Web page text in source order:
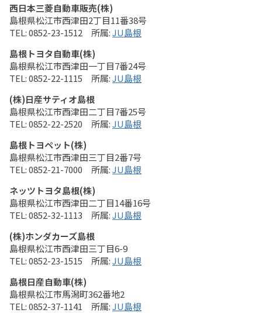
西日本三菱自動車販売(株)
島根県松江市西津田2丁目11番38号
0852-23-1512
JU島根
島根トヨタ自動車(株)
島根県松江市西津田一丁目7番24号
0852-22-1115
JU島根
(株)日産サティオ島根
島根県松江市西津田二丁目7番25号
0852-22-2520
JU島根
島根トヨペット(株)
島根県松江市西津田三丁目2番7号
0852-21-7000
JU島根
ネッツトヨタ島根(株)
島根県松江市西津田二丁目14番16号
0852-32-1113
JU島根
(株)ホンダカーズ島根
島根県松江市西津田三丁目6-9
0852-23-1515
JU島根
島根日産自動車(株)
島根県松江市馬潟町362番地2
0852-37-1141
JU島根